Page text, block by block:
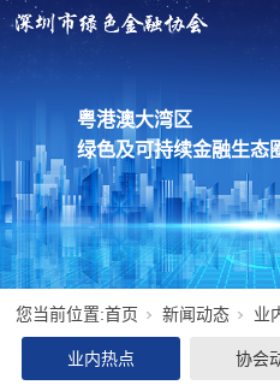
粤港澳大湾区
绿色及可持续金融生态
您当前位置:首页 新闻动态 业
业内热点 协会